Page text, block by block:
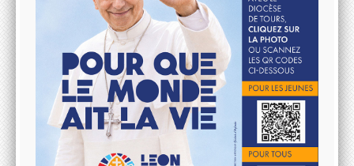
Lutter contre les ABUS SEXUELS dans l'Eglise
Aller à la rencontre du Pape